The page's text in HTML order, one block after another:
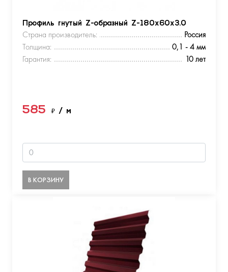
Профиль гнутый Z-образный Z-180х60х3.0
Страна производитель:
Россия
Толщина:
0,1 - 4 мм
Гарантия:
10 лет
585 ₽ / м
В КОРЗИНУ